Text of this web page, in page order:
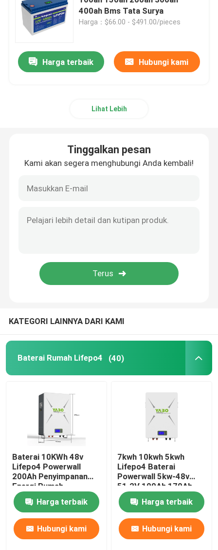
Baterai LiFePO4 12V
Baterai Lifepo4 24V
Baterai Lifepo4 tahan air
Baterai RV Lifepo4
400ah Bms Tata Surya
Harga：$66.00 - $491.00/pieces
Harga terbaik Hubungi kami
Lihat Lebih
Tinggalkan pesan
Kami akan segera menghubungi Anda kembali!
KATEGORI LAINNYA DARI KAMI
Baterai Rumah Lifepo4 (40)
Baterai 10KWh 48v
Lifepo4 Powerwall
200Ah Penyimpanan
Energi Rumah
Harga terbaik
Hubungi kami
7kwh 10kwh 5kwh
Lifepo4 Baterai
Powerwall 5kw-48v
51.2V 100Ah 170Ah
230Ah 200Ah
Harga terbaik
Hubungi kami